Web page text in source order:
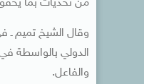
من تحديات بما
الدولي بالواسطة
والفاعل.